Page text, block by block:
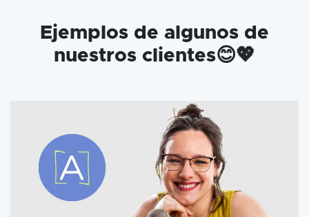
Ejemplos de algunos de
nuestros clientes😊💖